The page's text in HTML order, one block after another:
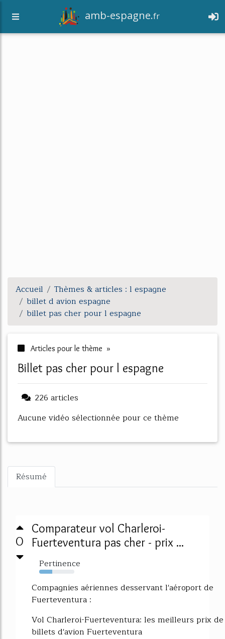
amb-espagne.fr
Accueil
Thèmes & articles : l espagne
billet d avion espagne
billet pas cher pour l espagne
Articles pour le thème »
billet pas cher pour l espagne
226 articles
Aucune vidéo sélectionnée pour ce thème
Résumé
0
Comparateur vol Charleroi-
Fuerteventura pas cher - prix ...
Pertinence
37%
Compagnies aériennes desservant l'aéroport de
Fuerteventura :
Vol Charleroi-Fuerteventura: les meilleurs prix de
billets d'avion Fuerteventura